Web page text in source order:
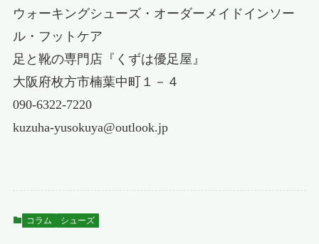
ウォーキングシューズ・オーダーメイドインソー
ル・フットケア
足と靴の専門店『くずは優足屋』
大阪府枚方市楠葉中町１－４
090-6322-7220
kuzuha-yusokuya@outlook.jp
コラム シューズ